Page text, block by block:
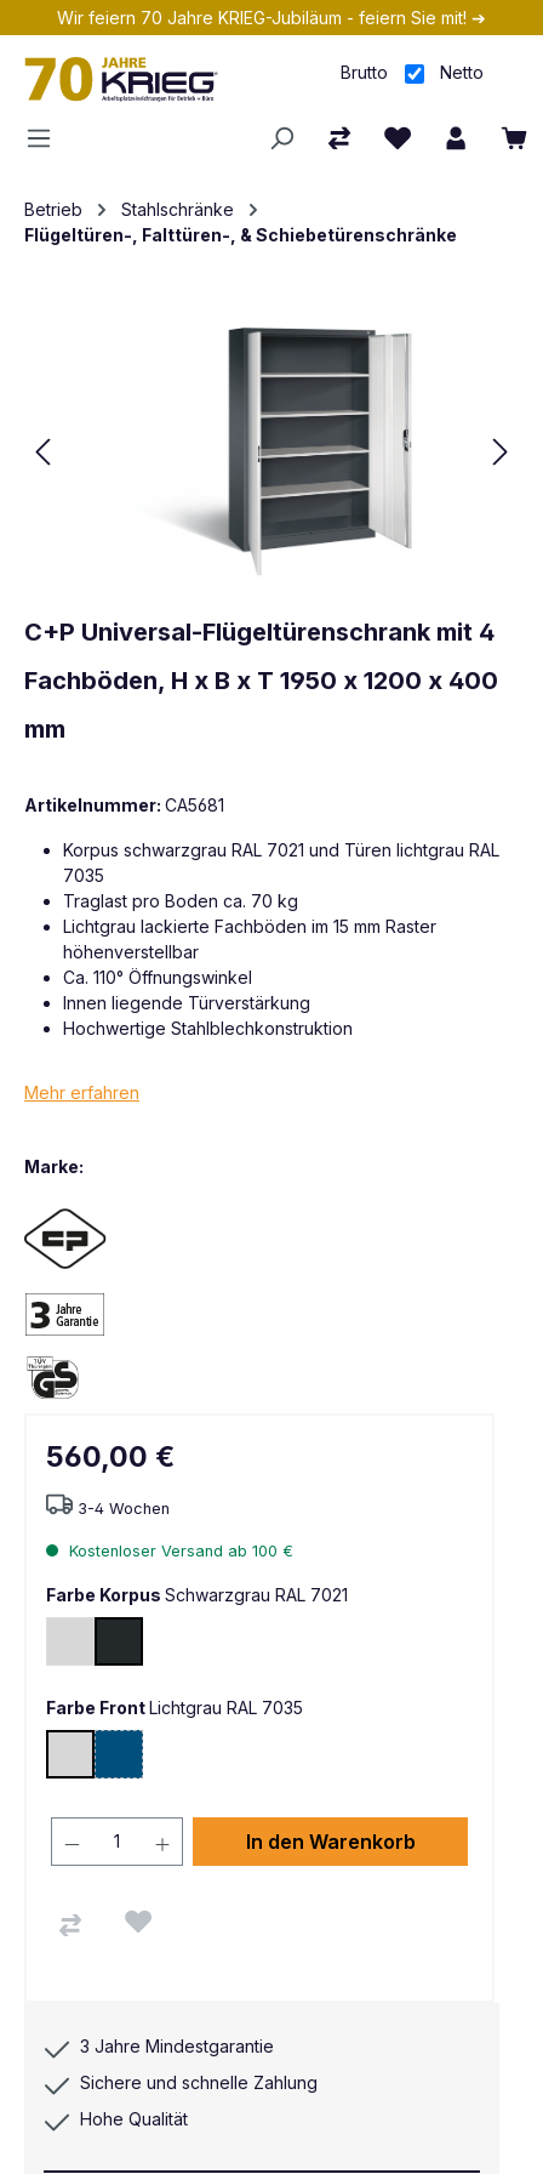
Zum Hauptinhalt springen
Wir feiern 70 Jahre KRIEG-Jubiläum - feiern Sie mit! ➔
Brutto Netto
Betrieb
Stahlschränke
Flügeltüren-, Falttüren-, & Schiebetürenschränke
C+P Universal-Flügeltürenschrank mit 4
Fachböden, H x B x T 1950 x 1200 x 400
mm
Artikelnummer: CA5681
Korpus schwarzgrau RAL 7021 und Türen lichtgrau RAL
7035
Traglast pro Boden ca. 70 kg
Lichtgrau lackierte Fachböden im 15 mm Raster
höhenverstellbar
Ca. 110° Öffnungswinkel
Innen liegende Türverstärkung
Hochwertige Stahlblechkonstruktion
Mehr erfahren
Marke:
560,00 €
3-4 Wochen
Kostenloser Versand ab 100 €
Farbe Korpus Schwarzgrau RAL 7021
Farbe FrontLichtgrau RAL 7035
Lichtgrau RAL 7035
Enzianblau RAL 5010
In den Warenkorb
3 Jahre Mindestgarantie
Sichere und schnelle Zahlung
Hohe Qualität